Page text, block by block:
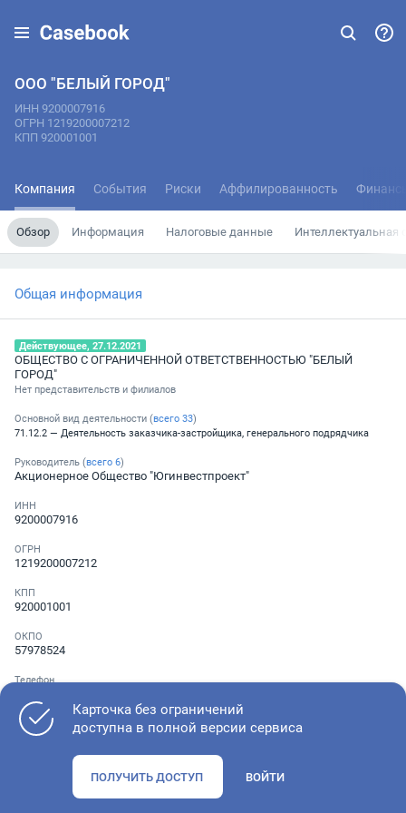
ООО "БЕЛЫЙ ГОРОД"
ИНН 9200007916
ОГРН 1219200007212
КПП 920001001
Компания События Риски Аффилированность
Обзор Информация Налоговые данные Интеллектуальная
Общая информация
Действующее, 27.12.2021
ОБЩЕСТВО С ОГРАНИЧЕННОЙ ОТВЕТСТВЕННОСТЬЮ "БЕЛЫЙ
ГОРОД"
Нет представительств и филиалов
Основной вид деятельности (всего 33)
71.12.2 — Деятельность заказчика-застройщика, генерального подрядчика
Руководитель (всего 6)
Акционерное Общество "Югинвестпроект"
ИНН
9200007916
ОГРН
1219200007212
КПП
920001001
ОКПО
57978524
Телефон
Как оценить состояние компании
Карточка без ограничений
доступна в полной версии сервиса
ПОЛУЧИТЬ ДОСТУП ВОЙТИ